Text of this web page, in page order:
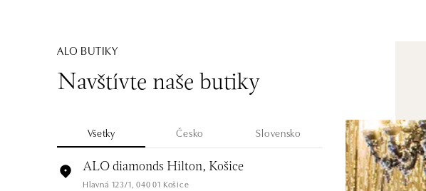
ALO BUTIKY
Navštívte naše butiky
Všetky Česko Slovensko
ALO diamonds Hilton, Košice
Hlavná 123/1, 040 01 Košice